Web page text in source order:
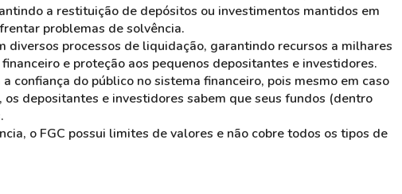
a restituição de depósitos ou investimentos mantidos em
problemas de solvência.
processos de liquidação, garantindo recursos a milhares
e proteção aos pequenos depositantes e investidores.
confiança do público no sistema financeiro, pois mesmo em caso
depositantes e investidores sabem que seus fundos (dentro
o FGC possui limites de valores e não cobre todos os tipos de